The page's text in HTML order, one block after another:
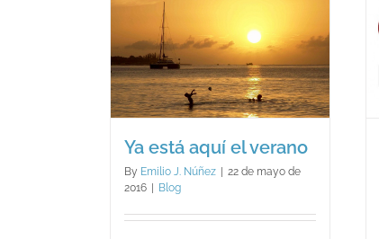
Ya está aquí el verano
By Emilio J. Núñez
22 de mayo de
2016
Blog
¿El juego
(videojuegos,
juegos de azar…)
puede crearme
problemas?